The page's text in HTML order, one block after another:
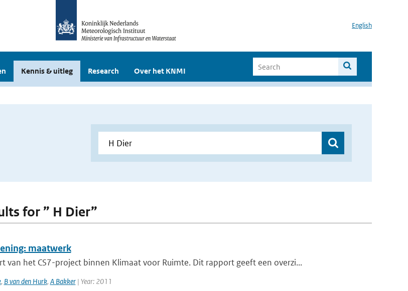
English
Kennis & uitleg Research Over het KNMI
for ” H Dier”
maatwerk
van het CS7-project binnen Klimaat voor Ruimte. Dit rapport geeft een overzi...
, B van den Hurk, A Bakker| Year: 2011